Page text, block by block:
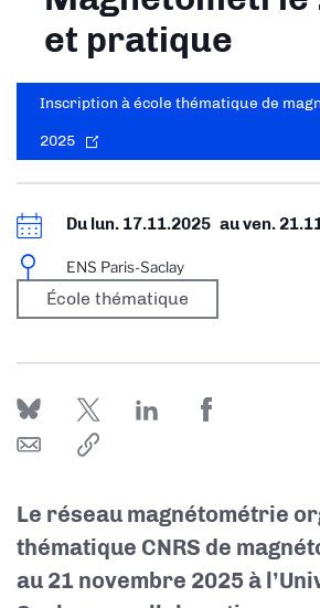
et pratique
Inscription à école thématique de
2025
Du lun. 17.11.2025 auven.
ENS Paris-Saclay
École thématique
Le réseau magnétométrie
thématique CNRS de
au 21 novembre 2025 à